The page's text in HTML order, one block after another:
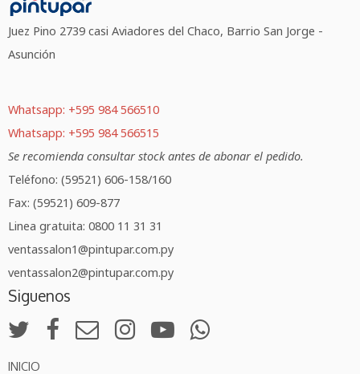
Juez Pino 2739 casi Aviadores del Chaco, Barrio San Jorge -
Asunción
Whatsapp: +595 984 566510
Whatsapp: +595 984 566515
Se recomienda consultar stock antes de abonar el pedido.
Teléfono: (59521) 606-158/160
Fax: (59521) 609-877
Linea gratuita: 0800 11 31 31
ventassalon1@pintupar.com.py
ventassalon2@pintupar.com.py
Siguenos
INICIO